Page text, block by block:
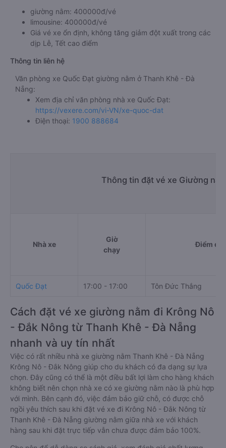
giường nằm: 400000đ/vé
limousine: 400000đ/vé
Giá vé xe ổn định, không tăng giảm đột xuất trong các
dịp Lễ, Tết cao điểm
Thông tin liên hệ
Văn phòng xe Quốc Đạt giường nằm ở Thanh Khê - Đà
Nẵng:
Xem địa chỉ văn phòng nhà xe Quốc Đạt:
https://vexere.com/vi-VN/xe-quoc-dat
Điện thoại: 1900 888684
Thông tin đặt vé xe Giường
Nhà xe
Giờ
chạy
Điểm đi
Quốc Đạt 17:00 - 17:00 Tôn Đức Thắng
Cách đặt vé xe giường nằm đi Krông Nô
- Đắk Nông từ Thanh Khê - Đà Nẵng
nhanh và uy tín nhất
Việc có rất nhiều nhà xe giường nằm Thanh Khê - Đà Nẵng
Krông Nô - Đắk Nông giúp cho du khách có đa dạng sự lựa
chọn. Đây cũng có thể là một điều bất lợi làm cho hàng khách
không biết nên chọn nhà xe có xe giường nằm nào là phù hợp
với mình. Bên cạnh đó, việc đảm bảo giữ chỗ, có được chỗ
ngồi yêu thích sau khi đặt vé xe đi Krông Nô - Đắk Nông từ
Thanh Khê - Đà Nẵng giường nằm giữa nhà xe với khách
hàng sau khi đặt trực tiếp vẫn chưa được đảm bảo 100%.